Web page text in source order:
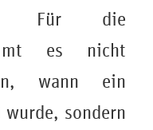
Für die
es nicht
wann ein
wurde, sondern